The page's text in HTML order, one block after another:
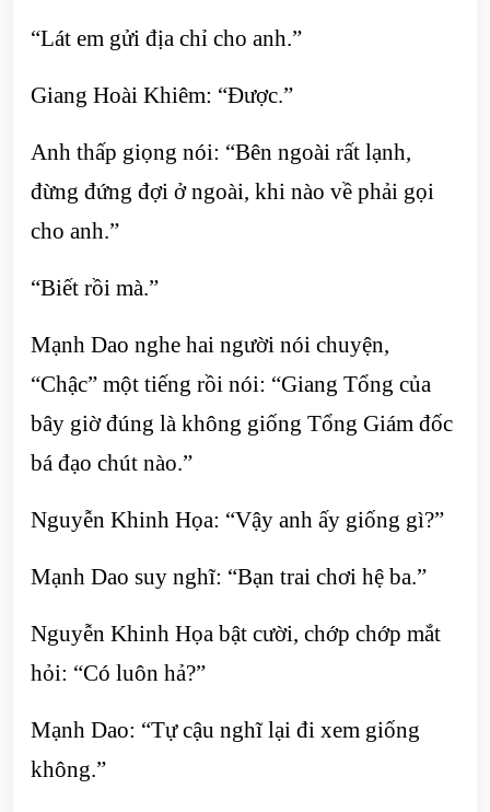
“Lát em gửi địa chỉ cho anh.”
Giang Hoài Khiêm: “Được.”
Anh thấp giọng nói: “Bên ngoài rất lạnh,
đừng đứng đợi ở ngoài, khi nào về phải gọi
cho anh.”
“Biết rồi mà.”
Mạnh Dao nghe hai người nói chuyện,
“Chậc” một tiếng rồi nói: “Giang Tổng của
bây giờ đúng là không giống Tổng Giám đốc
bá đạo chút nào.”
Nguyễn Khinh Họa: “Vậy anh ấy giống gì?”
Mạnh Dao suy nghĩ: “Bạn trai chơi hệ ba.”
Nguyễn Khinh Họa bật cười, chớp chớp mắt
hỏi: “Có luôn hả?”
Mạnh Dao: “Tự cậu nghĩ lại đi xem giống
không.”